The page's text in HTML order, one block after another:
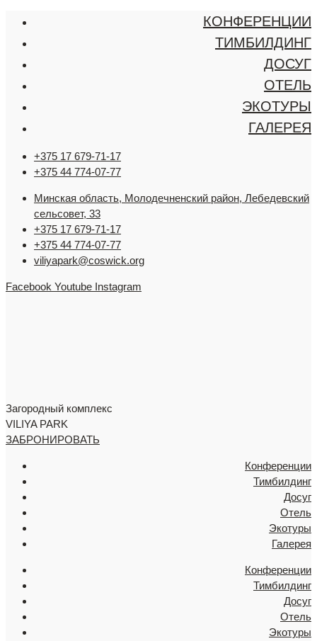
КОНФЕРЕНЦИИ
ТИМБИЛДИНГ
ДОСУГ
ОТЕЛЬ
ЭКОТУРЫ
ГАЛЕРЕЯ
+375 17 679-71-17
+375 44 774-07-77
Минская область, Молодечненский район, Лебедевский
сельсовет, 33
+375 17 679-71-17
+375 44 774-07-77
viliyapark@coswick.org
Facebook Youtube Instagram
Загородный комплекс
VILIYA PARK
ЗАБРОНИРОВАТЬ
Конференции
Тимбилдинг
Досуг
Отель
Экотуры
Галерея
Конференции
Тимбилдинг
Досуг
Отель
Экотуры